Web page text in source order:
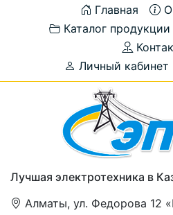
Главная
Каталог продукции
Личный кабинет
Лучшая электротехника в
Алматы, ул. Федорова 12